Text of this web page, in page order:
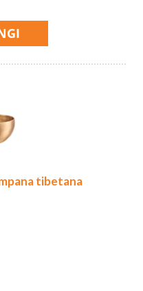
tibetana